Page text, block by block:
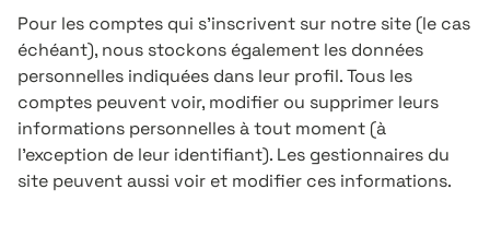
Pour les comptes qui s’inscrivent sur notre site (le cas
échéant), nous stockons également les données
personnelles indiquées dans leur profil. Tous les
comptes peuvent voir, modifier ou supprimer leurs
informations personnelles à tout moment (à
l’exception de leur identifiant). Les gestionnaires du
site peuvent aussi voir et modifier ces informations.